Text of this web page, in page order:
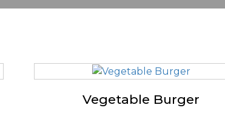
Vegetable Burger